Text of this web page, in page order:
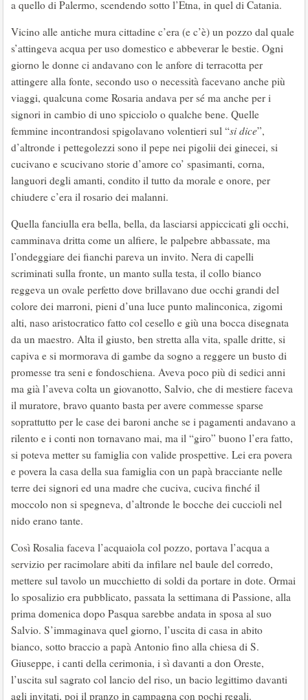
a quello di Palermo, scendendo sotto l’Etna, in quel di Catania.
Vicino alle antiche mura cittadine c’era (e c’è) un pozzo dal quale
s’attingeva acqua per uso domestico e abbeverar le bestie. Ogni
giorno le donne ci andavano con le anfore di terracotta per
attingere alla fonte, secondo uso o necessità facevano anche più
viaggi, qualcuna come Rosaria andava per sé ma anche per i
signori in cambio di uno spicciolo o qualche bene. Quelle
femmine incontrandosi spigolavano volentieri sul “si dice”,
d’altronde i pettegolezzi sono il pepe nei pigolii dei ginecei, si
cucivano e scucivano storie d’amore co’ spasimanti, corna,
languori degli amanti, condito il tutto da morale e onore, per
chiudere c’era il rosario dei malanni.
Quella fanciulla era bella, bella, da lasciarsi appiccicati gli occhi,
camminava dritta come un alfiere, le palpebre abbassate, ma
l’ondeggiare dei fianchi pareva un invito. Nera di capelli
scriminati sulla fronte, un manto sulla testa, il collo bianco
reggeva un ovale perfetto dove brillavano due occhi grandi del
colore dei marroni, pieni d’una luce punto malinconica, zigomi
alti, naso aristocratico fatto col cesello e giù una bocca disegnata
da un maestro. Alta il giusto, ben stretta alla vita, spalle dritte, si
capiva e si mormorava di gambe da sogno a reggere un busto di
promesse tra seni e fondoschiena. Aveva poco più di sedici anni
ma già l’aveva colta un giovanotto, Salvio, che di mestiere faceva
il muratore, bravo quanto basta per avere commesse sparse
soprattutto per le case dei baroni anche se i pagamenti andavano a
rilento e i conti non tornavano mai, ma il “giro” buono l’era fatto,
si poteva metter su famiglia con valide prospettive. Lei era povera
e povera la casa della sua famiglia con un papà bracciante nelle
terre dei signori ed una madre che cuciva, cuciva finché il
moccolo non si spegneva, d’altronde le bocche dei cuccioli nel
nido erano tante.
Così Rosalia faceva l’acquaiola col pozzo, portava l’acqua a
servizio per racimolare abiti da infilare nel baule del corredo,
mettere sul tavolo un mucchietto di soldi da portare in dote. Ormai
lo sposalizio era pubblicato, passata la settimana di Passione, alla
prima domenica dopo Pasqua sarebbe andata in sposa al suo
Salvio. S’immaginava quel giorno, l’uscita di casa in abito
bianco, sotto braccio a papà Antonio fino alla chiesa di S.
Giuseppe, i canti della cerimonia, i sì davanti a don Oreste,
l’uscita sul sagrato col lancio del riso, un bacio legittimo davanti
agli invitati, poi il pranzo in campagna con pochi regali.